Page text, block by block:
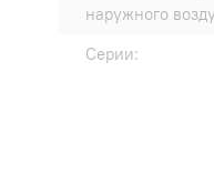
наружного
Серии: